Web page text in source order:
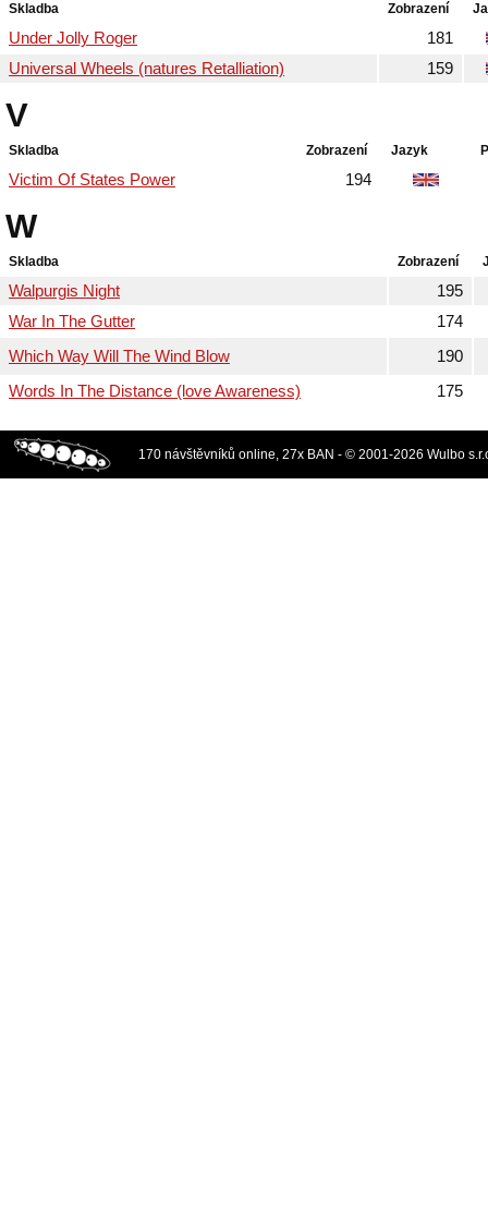
Skladba Zobrazení
Under Jolly Roger
181
Universal Wheels (natures Retalliation)
159
V
Skladba Zobrazení Jazyk
Victim Of States Power 194
W
Skladba Zobrazení
Walpurgis Night
195
War In The Gutter
174
Which Way Will The Wind Blow
190
Words In The Distance (love Awareness)
175
170 návštěvníků online, 27x BAN - © 2001-2026 Wulbo